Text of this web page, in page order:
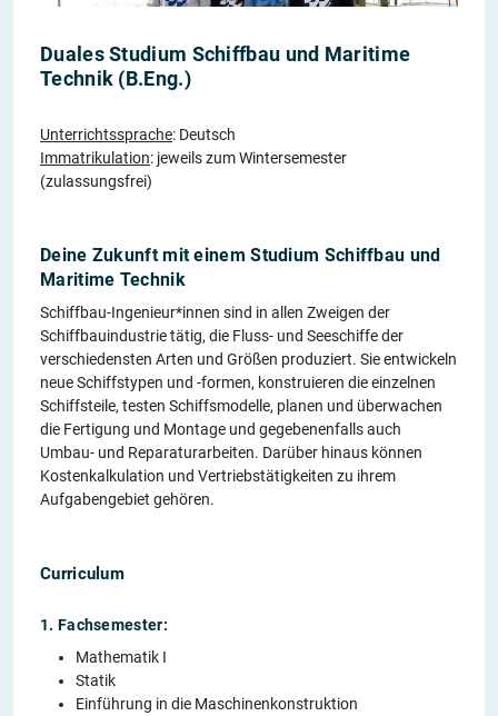
Duales Studium Schiffbau und Maritime
Technik (B.Eng.)
Unterrichtssprache: Deutsch
Immatrikulation: jeweils zum Wintersemester
(zulassungsfrei)
Deine Zukunft mit einem Studium Schiffbau und
Maritime Technik
Schiffbau-Ingenieur*innen sind in allen Zweigen der
Schiffbauindustrie tätig, die Fluss- und Seeschiffe der
verschiedensten Arten und Größen produziert. Sie entwickeln
neue Schiffstypen und -formen, konstruieren die einzelnen
Schiffsteile, testen Schiffsmodelle, planen und überwachen
die Fertigung und Montage und gegebenenfalls auch
Umbau- und Reparaturarbeiten. Darüber hinaus können
Kostenkalkulation und Vertriebstätigkeiten zu ihrem
Aufgabengebiet gehören.
Curriculum
1. Fachsemester:
Mathematik I
Statik
Einführung in die Maschinenkonstruktion